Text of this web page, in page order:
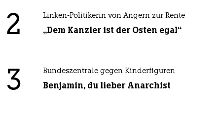
2 Linken-Politikerin von Angern zur Rente
„Dem Kanzler ist der Osten egal“
3 Bundeszentrale gegen Kinderfiguren
Benjamin, du lieber Anarchist